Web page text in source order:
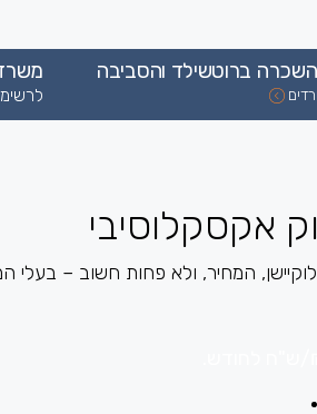
ברוטשילד והסביבה
אקסקלוסיבי
המחיר, ולא פחות חשוב – בעלי